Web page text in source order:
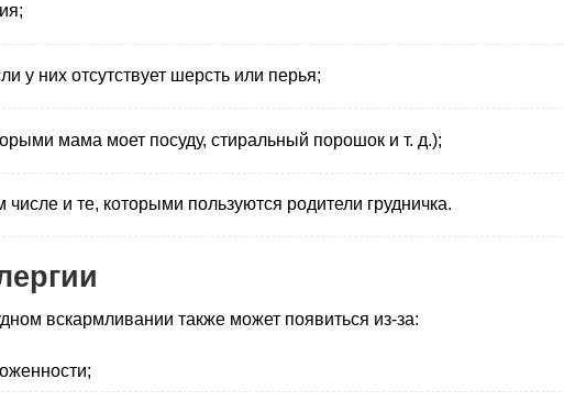
у них отсутствует шерсть или перья;
мама моет посуду, стиральный порошок и т. д.);
числе и те, которыми пользуются родители грудничка.
вскармливании также может появиться из-за: